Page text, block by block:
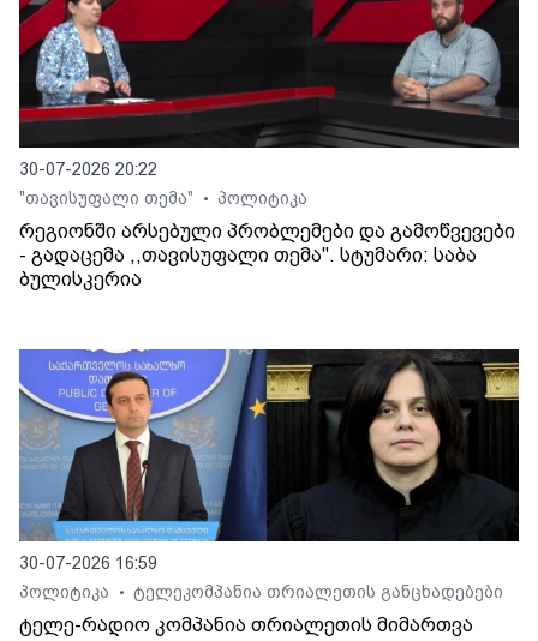
30-07-2026 20:22
"თავისუფალი თემა"
• პოლიტიკა
რეგიონში არსებული პრობლემები და გამოწვევები
- გადაცემა ,,თავისუფალი თემა". სტუმარი: საბა
ბულისკერია
30-07-2026 16:59
პოლიტიკა
• ტელეკომპანია თრიალეთის განცხადებები
ტელე-რადიო კომპანია თრიალეთის მიმართვა